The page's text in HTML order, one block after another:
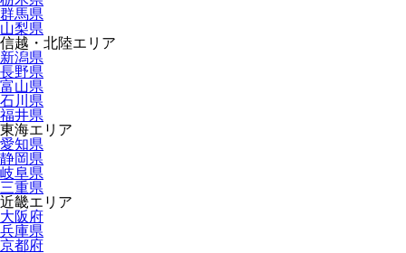
群馬県
山梨県
信越・北陸エリア
新潟県
長野県
富山県
石川県
福井県
東海エリア
愛知県
静岡県
岐阜県
三重県
近畿エリア
大阪府
兵庫県
京都府